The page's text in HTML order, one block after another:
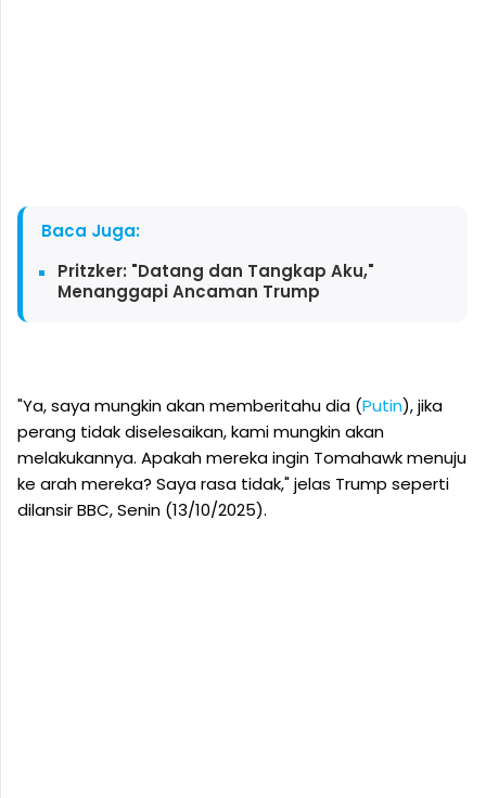
Baca Juga:
Pritzker: "Datang dan Tangkap Aku,"
Menanggapi Ancaman Trump
"Ya, saya mungkin akan memberitahu dia (Putin), jika
perang tidak diselesaikan, kami mungkin akan
melakukannya. Apakah mereka ingin Tomahawk menuju
ke arah mereka? Saya rasa tidak," jelas Trump seperti
dilansir BBC, Senin (13/10/2025).